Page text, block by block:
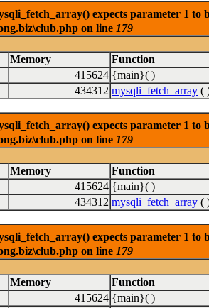
expects parameter 1 to
on line 179
Memory
Function
415624 {main}( )
434312 mysqli_fetch_array (
expects parameter 1 to
on line 179
Memory
Function
415624 {main}( )
434312 mysqli_fetch_array (
expects parameter 1 to
on line 179
Memory
Function
415624 {main}( )